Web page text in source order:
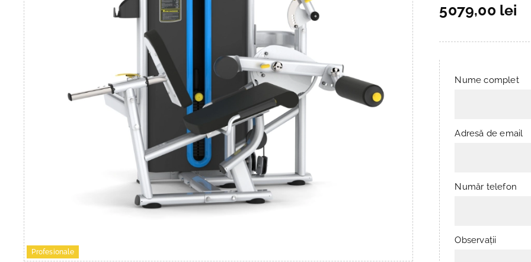
Profesionale
5079,00 lei
Nume complet
Adresă de email
Număr telefon
Observații